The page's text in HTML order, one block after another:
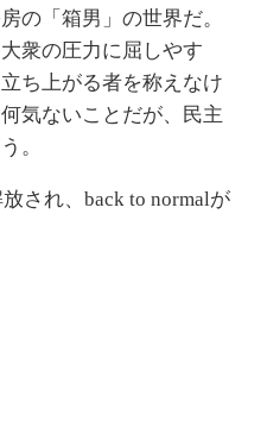
の「箱男」の世界だ。
衆の圧力に屈しやす
ち上がる者を称えなけ
気ないことだが、民主
。
され、back to normalが